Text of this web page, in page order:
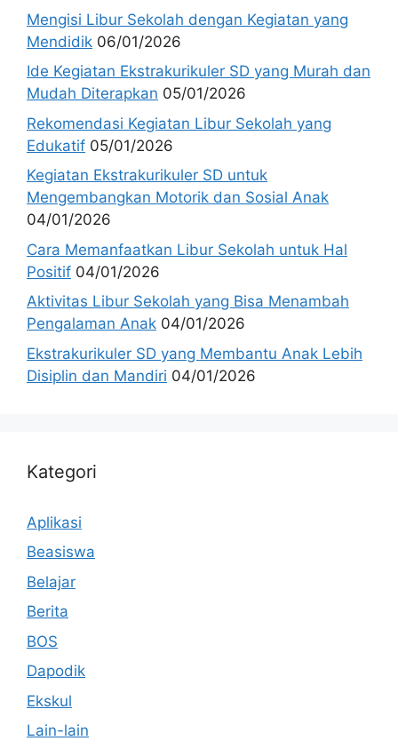
Mengisi Libur Sekolah dengan Kegiatan yang
Mendidik 06/01/2026
Ide Kegiatan Ekstrakurikuler SD yang Murah dan
Mudah Diterapkan 05/01/2026
Rekomendasi Kegiatan Libur Sekolah yang
Edukatif 05/01/2026
Kegiatan Ekstrakurikuler SD untuk
Mengembangkan Motorik dan Sosial Anak
04/01/2026
Cara Memanfaatkan Libur Sekolah untuk Hal
Positif 04/01/2026
Aktivitas Libur Sekolah yang Bisa Menambah
Pengalaman Anak 04/01/2026
Ekstrakurikuler SD yang Membantu Anak Lebih
Disiplin dan Mandiri 04/01/2026
Kategori
Aplikasi
Beasiswa
Belajar
Berita
BOS
Dapodik
Ekskul
Lain-lain